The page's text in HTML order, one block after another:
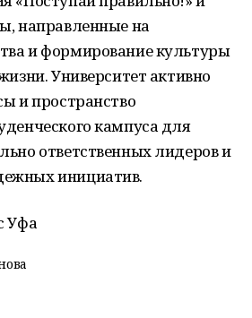
направленные на
и формирование культуры
Университет активно
и пространство
кампуса для
ответственных лидеров и
инициатив.
Уфа